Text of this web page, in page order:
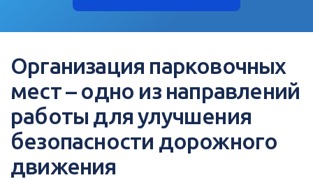
Организация парковочных
мест – одно из направлений
работы для улучшения
безопасности дорожного
движения